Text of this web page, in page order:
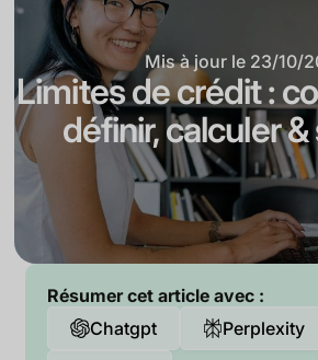
Mis à jour le 23/10/
Limites de crédit :
définir, calculer
Résumer cet article avec :
Chatgpt
Perplexity